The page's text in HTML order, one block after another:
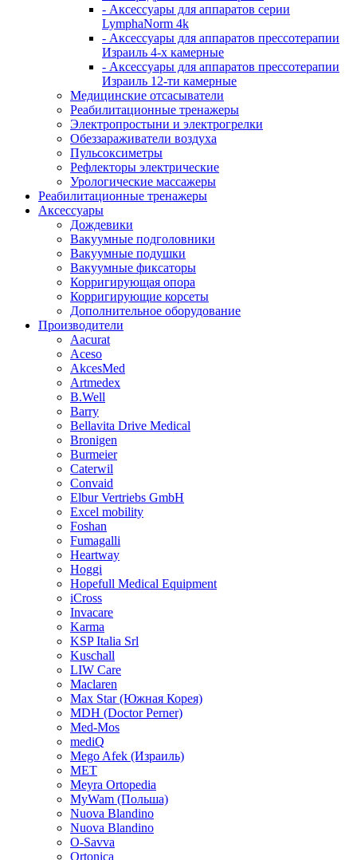
- Аксессуары для аппаратов серии
LymphaNorm 4k
- Аксессуары для аппаратов прессотерапии
Израиль 4-х камерные
- Аксессуары для аппаратов прессотерапии
Израиль 12-ти камерные
Медицинские отсасыватели
Реабилитационные тренажеры
Электропростыни и электрогрелки
Обеззараживатели воздуха
Пульсоксиметры
Рефлекторы электрические
Урологические массажеры
Реабилитационные тренажеры
Аксессуары
Дождевики
Вакуумные подголовники
Вакуумные подушки
Вакуумные фиксаторы
Корригирующая опора
Корригирующие корсеты
Дополнительное оборудование
Производители
Aacurat
Aceso
AkcesMed
Artmedex
B.Well
Barry
Bellavita Drive Medical
Bronigen
Burmeier
Caterwil
Convaid
Elbur Vertriebs GmbH
Excel mobility
Foshan
Fumagalli
Heartway
Hoggi
Hopefull Medical Equipment
iCross
Invacare
Karma
KSP Italia Srl
Kuschall
LIW Care
Maclaren
Max Star (Южная Корея)
MDH (Doctor Perner)
Med-Mos
mediQ
Mego Afek (Израиль)
MET
Meyra Ortopedia
MyWam (Польша)
Nuova Blandino
Nuova Blandino
O-Savva
Ortonica